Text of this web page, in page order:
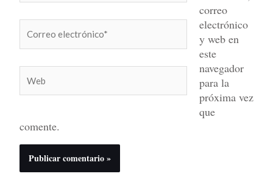
electrónico*
correo
electrónico
y web en
este
navegador
para la
próxima vez
que
comente.